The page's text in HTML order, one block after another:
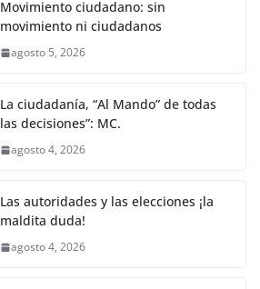
Movimiento ciudadano: sin
movimiento ni ciudadanos
agosto 5, 2026
La ciudadanía, “Al Mando” de todas
las decisiones”: MC.
agosto 4, 2026
Las autoridades y las elecciones ¡la
maldita duda!
agosto 4, 2026